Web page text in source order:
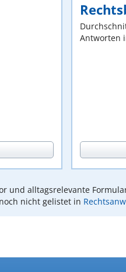
Antworten
und alltagsrelevante
nicht gelistet in